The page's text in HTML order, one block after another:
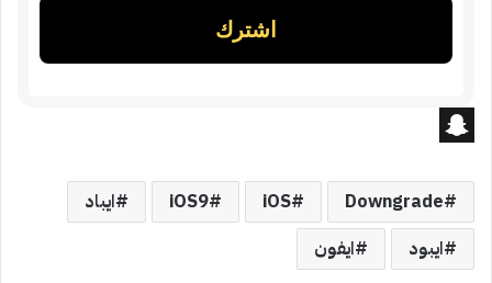
a
p
Downgrade
iOS
iOS9
ايباد
ايبود
ايفون